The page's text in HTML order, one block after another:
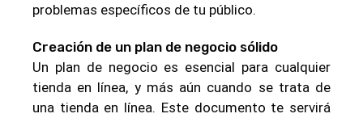
problemas específicos de tu público.
Creación de un plan de negocio sólido
Un plan de negocio es esencial para cualquier
tienda en línea, y más aún cuando se trata de
una tienda en línea. Este documento te servirá